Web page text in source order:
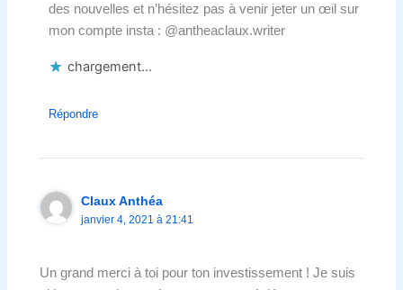
des nouvelles et n’hésitez pas à venir jeter un œil sur
mon compte insta : @antheaclaux.writer
chargement…
Répondre
Claux Anthéa
janvier 4, 2021 à 21:41
Un grand merci à toi pour ton investissement ! Je suis